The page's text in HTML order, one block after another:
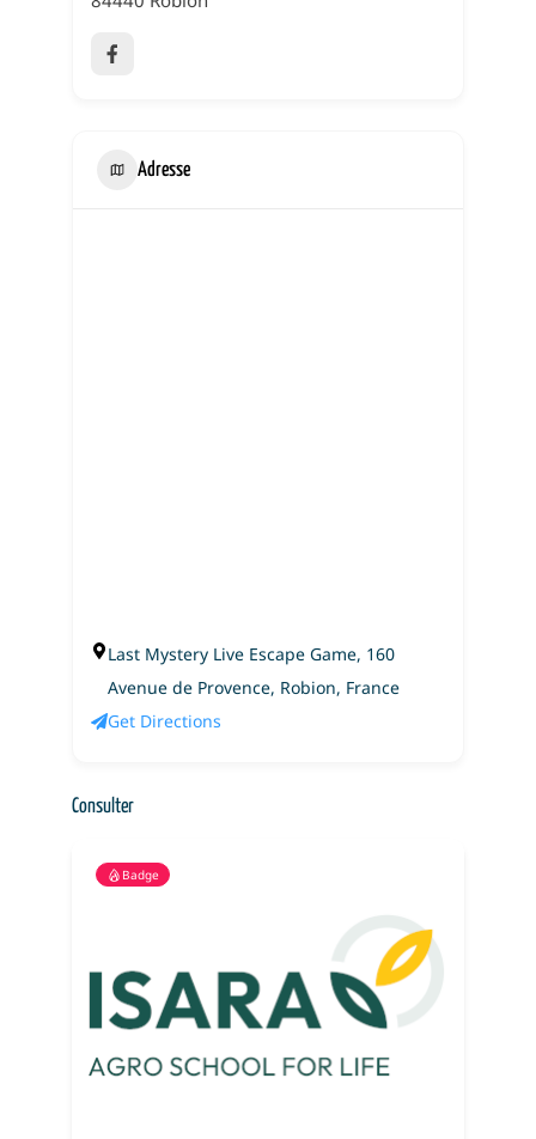
Adresse
Last Mystery Live Escape Game, 160
Avenue de Provence, Robion, France
Get Directions
Consulter
Badge